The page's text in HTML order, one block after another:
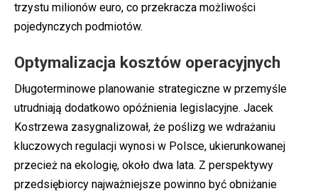
trzystu milionów euro, co przekracza możliwości
pojedynczych podmiotów.
Optymalizacja kosztów operacyjnych
Długoterminowe planowanie strategiczne w przemyśle
utrudniają dodatkowo opóźnienia legislacyjne. Jacek
Kostrzewa zasygnalizował, że poślizg we wdrażaniu
kluczowych regulacji wynosi w Polsce, ukierunkowanej
przecież na ekologię, około dwa lata. Z perspektywy
przedsiębiorcy najważniejsze powinno być obniżanie